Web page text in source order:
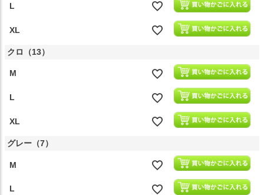
L
XL
クロ（13）
M
L
XL
グレー（7）
M
L